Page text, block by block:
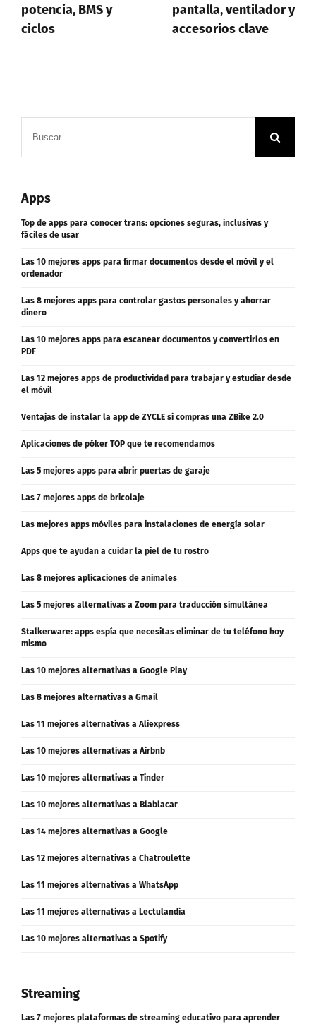
pantalla, ventilador y
accesorios clave
Apps
Top de apps para conocer trans: opciones seguras, inclusivas y
fáciles de usar
Las 10 mejores apps para firmar documentos desde el móvil y el
ordenador
Las 8 mejores apps para controlar gastos personales y ahorrar
dinero
Las 10 mejores apps para escanear documentos y convertirlos en
PDF
Las 12 mejores apps de productividad para trabajar y estudiar desde
el móvil
Ventajas de instalar la app de ZYCLE si compras una ZBike 2.0
Aplicaciones de póker TOP que te recomendamos
Las 5 mejores apps para abrir puertas de garaje
Las 7 mejores apps de bricolaje
Las mejores apps móviles para instalaciones de energía solar
Apps que te ayudan a cuidar la piel de tu rostro
Las 8 mejores aplicaciones de animales
Las 5 mejores alternativas a Zoom para traducción simultánea
Stalkerware: apps espía que necesitas eliminar de tu teléfono hoy
mismo
Las 10 mejores alternativas a Google Play
Las 8 mejores alternativas a Gmail
Las 11 mejores alternativas a Aliexpress
Las 10 mejores alternativas a Airbnb
Las 10 mejores alternativas a Tinder
Las 10 mejores alternativas a Blablacar
Las 14 mejores alternativas a Google
Las 12 mejores alternativas a Chatroulette
Las 11 mejores alternativas a WhatsApp
Las 11 mejores alternativas a Lectulandia
Las 10 mejores alternativas a Spotify
Streaming
Las 7 mejores plataformas de streaming educativo para aprender